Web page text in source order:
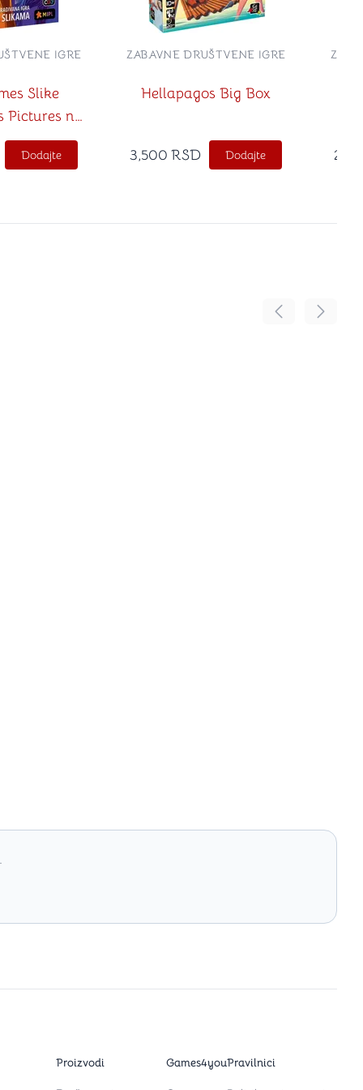
Slike
Pictures na
jeziku)
IGRE
Dodajte
Hellapagos Big Box
ZABAVNE DRUŠTVENE IGRE
3,500 RSD Dodajte
Pomeranje
Proizvodi Games4youPravilnici